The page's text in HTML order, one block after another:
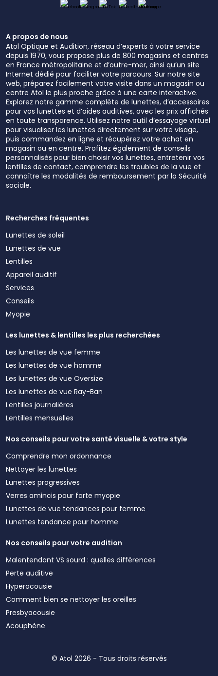
A propos de nous
Atol Optique et Audition, réseau d’experts à votre service
depuis 1970, vous propose plus de 800 magasins et centres
en France métropolitaine et d’outre-mer, ainsi qu’un site
Internet dédié pour faciliter votre parcours. Sur notre site
web, préparez facilement votre visite dans un magasin ou
centre Atol le plus proche grâce à une carte interactive.
Explorez notre gamme complète de lunettes, d’accessoires
pour vos lunettes et d’aides auditives, avec les prix affichés
en toute transparence. Utilisez notre outil d’essayage virtuel
pour visualiser les lunettes directement sur votre visage,
puis commandez en ligne et récupérez votre achat en
magasin ou en centre. Profitez également de conseils
personnalisés pour bien choisir vos lunettes, entretenir vos
lentilles de contact, comprendre les troubles de la vue et
connaître les modalités de remboursement par la Sécurité
sociale.
Recherches fréquentes
Lunettes de soleil
Lunettes de vue
Lentilles
Appareil auditif
Services
Conseils
Myopie
Les lunettes & lentilles les plus recherchées
Les lunettes de vue femme
Les lunettes de vue homme
Les lunettes de vue Oversize
Les lunettes de vue Ray-Ban
Lentilles journalières
Lentilles mensuelles
Nos conseils pour votre santé visuelle & votre style
Comprendre mon ordonnance
Nettoyer les lunettes
Lunettes progressives
Verres amincis pour forte myopie
Lunettes de vue tendances pour femme
Lunettes tendance pour homme
Nos conseils pour votre audition
Malentendant VS sourd : quelles différences
Perte auditive
Hyperacousie
Comment bien se nettoyer les oreilles
Presbyacousie
Acouphène
© Atol 2026 - Tous droits réservés